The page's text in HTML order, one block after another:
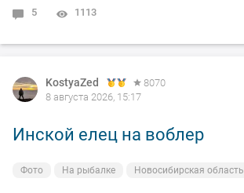
5 1113
KostyaZed
8070
8 августа 2026, 15:17
Инской елец на воблер
Фото На рыбалке Новосибирская область